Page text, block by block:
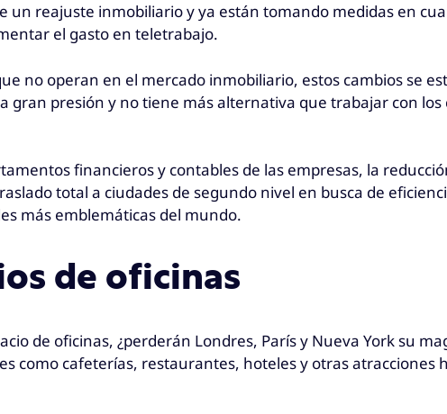
reajuste inmobiliario y ya están tomando medidas en
el gasto en teletrabajo.
no operan en el mercado inmobiliario, estos cambios se
gran presión y no tiene más alternativa que trabajar con
financieros y contables de las empresas, la
total a ciudades de segundo nivel en busca de
más emblemáticas del mundo.
de oficinas
de oficinas, ¿perderán Londres, París y Nueva York su
como cafeterías, restaurantes, hoteles y otras